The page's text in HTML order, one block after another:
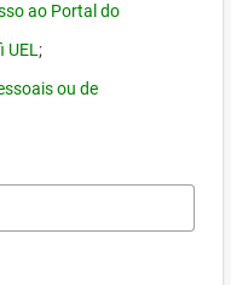
ao Portal do
;
ou de